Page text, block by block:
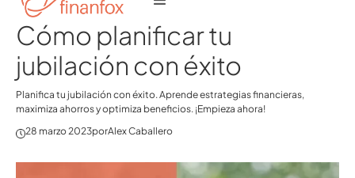
Cómo planificar tu
jubilación con éxito
Planifica tu jubilación con éxito. Aprende estrategias financieras,
maximiza ahorros y optimiza beneficios. ¡Empieza ahora!
28 marzo 2023porAlex Caballero